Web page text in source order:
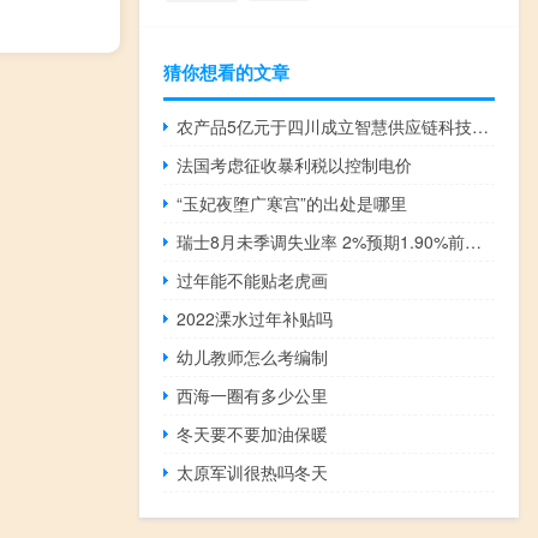
猜你想看的文章
农产品5亿元于四川成立智慧供应链科技子公司
法国考虑征收暴利税以控制电价
“玉妃夜堕广寒宫”的出处是哪里
瑞士8月未季调失业率 2%预期1.90%前值1.90%
过年能不能贴老虎画
2022溧水过年补贴吗
幼儿教师怎么考编制
西海一圈有多少公里
冬天要不要加油保暖
太原军训很热吗冬天